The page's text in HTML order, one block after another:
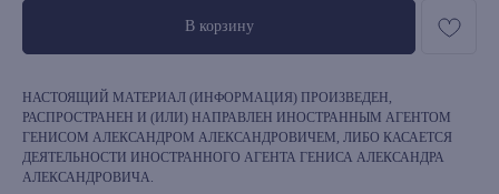
В корзину
НАСТОЯЩИЙ МАТЕРИАЛ (ИНФОРМАЦИЯ) ПРОИЗВЕДЕН,
РАСПРОСТРАНЕН И (ИЛИ) НАПРАВЛЕН ИНОСТРАННЫМ АГЕНТОМ
ГЕНИСОМ АЛЕКСАНДРОМ АЛЕКСАНДРОВИЧЕМ, ЛИБО КАСАЕТСЯ
ДЕЯТЕЛЬНОСТИ ИНОСТРАННОГО АГЕНТА ГЕНИСА АЛЕКСАНДРА
АЛЕКСАНДРОВИЧА.